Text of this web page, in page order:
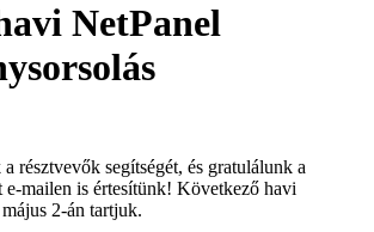
NetPanel
résztvevők segítségét, és gratulálunk a
e-mailen is értesítünk! Következő havi
2-án tartjuk.